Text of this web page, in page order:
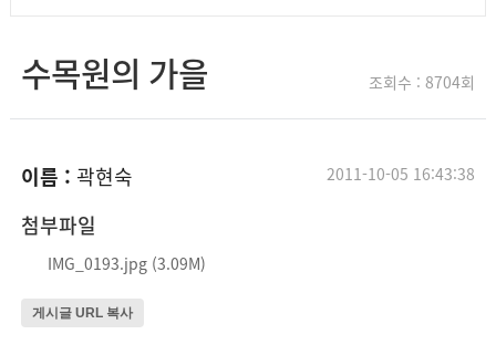
수목원의 가을 조회수 : 8704회
이름 : 곽현숙 2011-10-05 16:43:38
첨부파일
IMG_0193.jpg (3.09M)
게시글 URL 복사